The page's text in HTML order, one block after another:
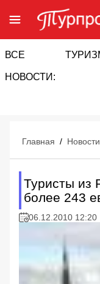
ВСЕ
НОВОСТИ:
Главная / Новости
Туристы из
более 243
06.12.2010 12:20